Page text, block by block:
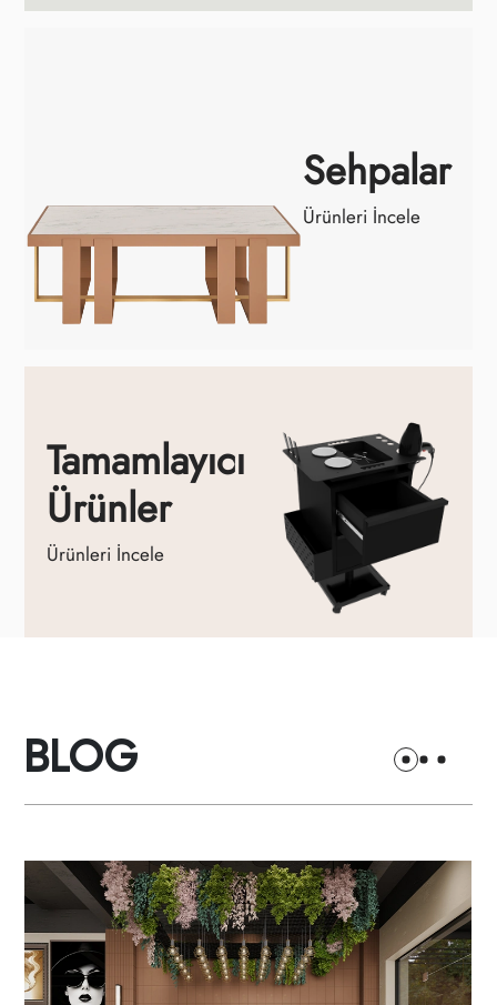
Sehpalar
Ürünleri İncele
Tamamlayıcı
Ürünler
Ürünleri İncele
BLOG